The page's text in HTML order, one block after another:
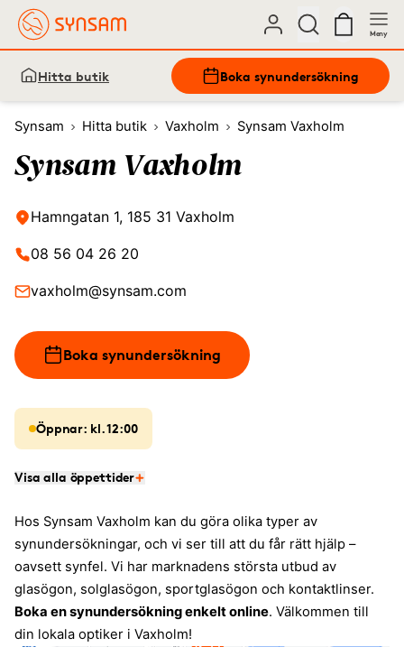
Meny
Hitta butik Boka synundersökning
Synsam Hitta butik Vaxholm Synsam Vaxholm
Synsam Vaxholm
Hamngatan 1, 185 31 Vaxholm
08 56 04 26 20
vaxholm@synsam.com
Boka synundersökning
Öppnar: kl. 12:00
Visa alla öppettider
Hos Synsam Vaxholm kan du göra olika typer av
synundersökningar, och vi ser till att du får rätt hjälp –
oavsett synfel. Vi har marknadens största utbud av
glasögon, solglasögon, sportglasögon och kontaktlinser.
Boka en synundersökning enkelt online. Välkommen till
din lokala optiker i Vaxholm!